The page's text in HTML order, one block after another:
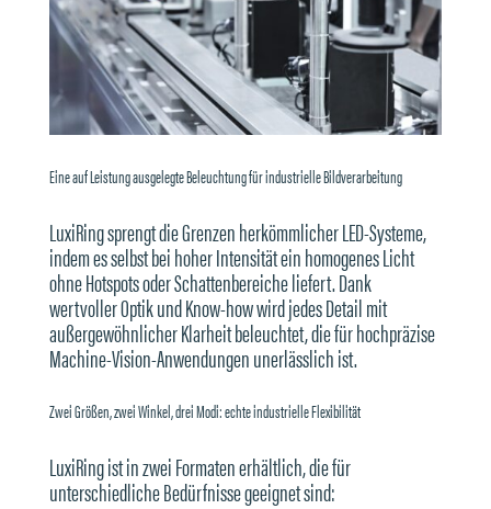
Eine auf Leistung ausgelegte Beleuchtung für industrielle Bildverarbeitung
LuxiRing sprengt die Grenzen herkömmlicher LED-Systeme,
indem es selbst bei hoher Intensität ein homogenes Licht
ohne Hotspots oder Schattenbereiche liefert. Dank
wertvoller Optik und Know-how wird jedes Detail mit
außergewöhnlicher Klarheit beleuchtet, die für hochpräzise
Machine-Vision-Anwendungen unerlässlich ist.
Zwei Größen, zwei Winkel, drei Modi: echte industrielle Flexibilität
LuxiRing ist in zwei Formaten erhältlich, die für
unterschiedliche Bedürfnisse geeignet sind: